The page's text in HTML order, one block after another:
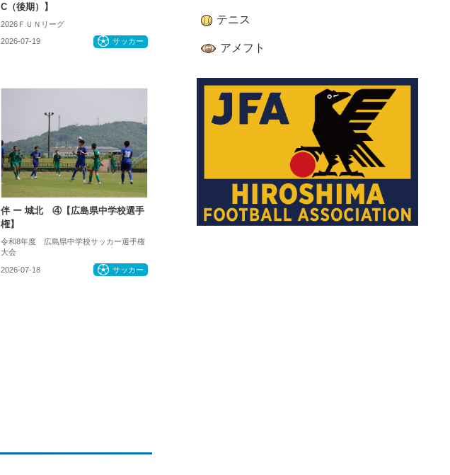
C（後期）】
2026ＦＵＮリーグ
2026-07-19 サッカー
伴 ー 城北 ④【広島県中学校選手
権】
令和8年度 広島県中学校サッカー選手権
大会
2026-07-18 サッカー
テニス
アメフト